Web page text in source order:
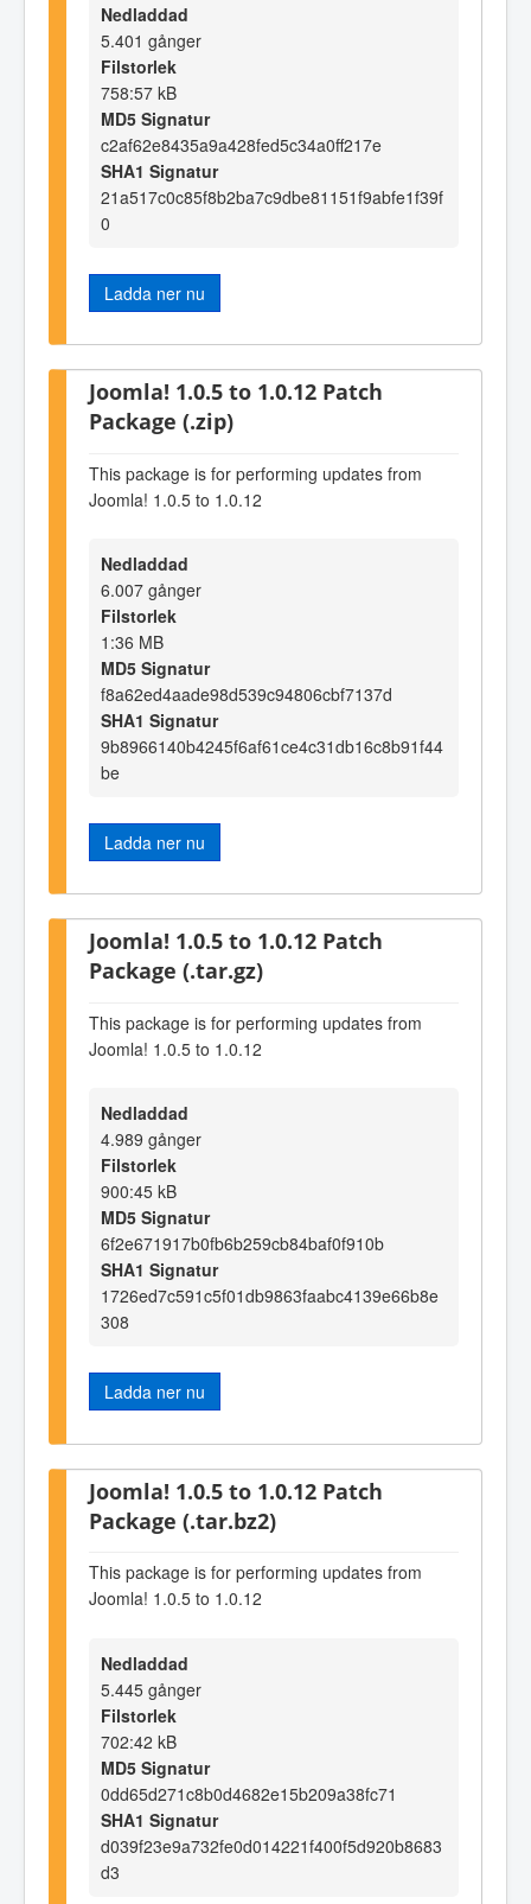
Nedladdad
5.401 gånger
Filstorlek
758:57 kB
MD5 Signatur
c2af62e8435a9a428fed5c34a0ff217e
SHA1 Signatur
21a517c0c85f8b2ba7c9dbe81151f9abfe1f39f
0
Ladda ner nu
Joomla! 1.0.5 to 1.0.12 Patch
Package (.zip)
This package is for performing updates from
Joomla! 1.0.5 to 1.0.12
Nedladdad
6.007 gånger
Filstorlek
1:36 MB
MD5 Signatur
f8a62ed4aade98d539c94806cbf7137d
SHA1 Signatur
9b8966140b4245f6af61ce4c31db16c8b91f44
be
Ladda ner nu
Joomla! 1.0.5 to 1.0.12 Patch
Package (.tar.gz)
This package is for performing updates from
Joomla! 1.0.5 to 1.0.12
Nedladdad
4.989 gånger
Filstorlek
900:45 kB
MD5 Signatur
6f2e671917b0fb6b259cb84baf0f910b
SHA1 Signatur
1726ed7c591c5f01db9863faabc4139e66b8e
308
Ladda ner nu
Joomla! 1.0.5 to 1.0.12 Patch
Package (.tar.bz2)
This package is for performing updates from
Joomla! 1.0.5 to 1.0.12
Nedladdad
5.445 gånger
Filstorlek
702:42 kB
MD5 Signatur
0dd65d271c8b0d4682e15b209a38fc71
SHA1 Signatur
d039f23e9a732fe0d014221f400f5d920b8683
d3